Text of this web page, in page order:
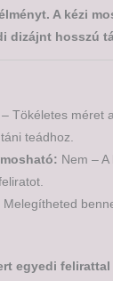
A kézi
dizájnt hosszú
Tökéletes méret
teádhoz.
Nem –
Melegítheted
egyedi felirattal